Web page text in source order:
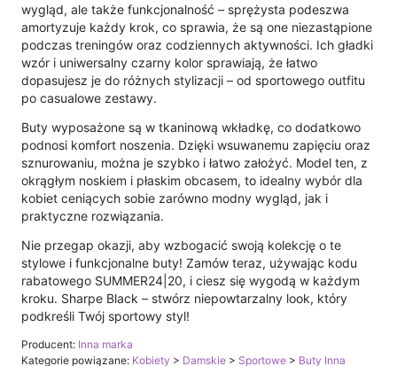
wygląd, ale także funkcjonalność – sprężysta podeszwa
amortyzuje każdy krok, co sprawia, że są one niezastąpione
podczas treningów oraz codziennych aktywności. Ich gładki
wzór i uniwersalny czarny kolor sprawiają, że łatwo
dopasujesz je do różnych stylizacji – od sportowego outfitu
po casualowe zestawy.
Buty wyposażone są w tkaninową wkładkę, co dodatkowo
podnosi komfort noszenia. Dzięki wsuwanemu zapięciu oraz
sznurowaniu, można je szybko i łatwo założyć. Model ten, z
okrągłym noskiem i płaskim obcasem, to idealny wybór dla
kobiet ceniących sobie zarówno modny wygląd, jak i
praktyczne rozwiązania.
Nie przegap okazji, aby wzbogacić swoją kolekcję o te
stylowe i funkcjonalne buty! Zamów teraz, używając kodu
rabatowego SUMMER24|20, i ciesz się wygodą w każdym
kroku. Sharpe Black – stwórz niepowtarzalny look, który
podkreśli Twój sportowy styl!
Producent: Inna marka
Kategorie powiązane: Kobiety > Damskie > Sportowe > Buty Inna